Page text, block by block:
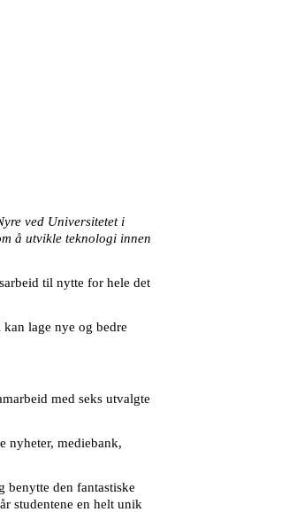
ved Universitetet i
å utvikle teknologi innen
til nytte for hele det
lage nye og bedre
med seks utvalgte
nyheter, mediebank,
den fantastiske
studentene en helt unik